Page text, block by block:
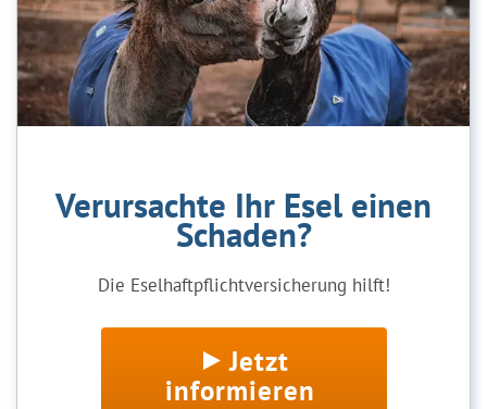
Verursachte Ihr Esel einen
Schaden?
Die Eselhaftpflichtversicherung hilft!
Jetzt
informieren